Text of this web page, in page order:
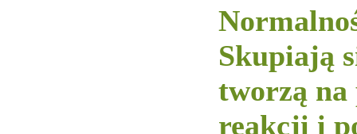
Skupiają
tworzą na
reakcji i